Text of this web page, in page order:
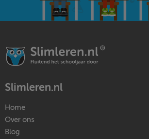
Slimleren.nl
Home
Over ons
Blog